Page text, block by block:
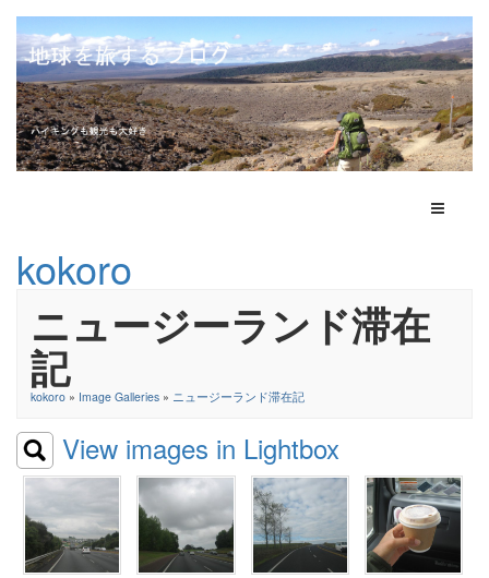
Toggle
kokoro
ニュージーランド滞在
記
kokoro » Image Galleries » ニュージーランド滞在記
View images in Lightbox